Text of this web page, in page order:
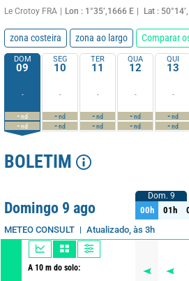
Le Crotoy FRA Lon : 1°35’,1666 E Lat :
zona costeira zona ao largo Comparar
DOM
09
-
-nd
-nd
SEG
10
-
-nd
-nd
TER
11
-
-nd
-nd
QUA
12
-
-nd
-nd
QUI
13
-
-nd
-nd
BOLETIM
Ao vivo 1 dia 15 dias
Domingo 9 ago
METEO CONSULT Atualizado, às 3h
A 10 m do solo:
Dom. 9
00h 01h
Dom. 9
00h 01h